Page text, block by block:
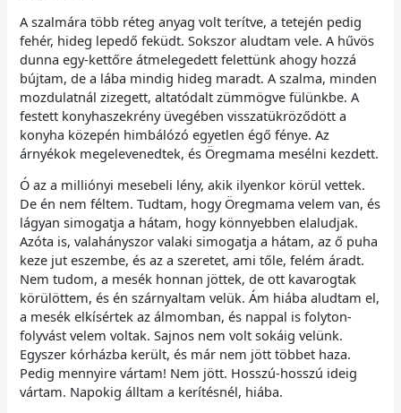
A szalmára több réteg anyag volt terítve, a tetején pedig
fehér, hideg lepedő feküdt. Sokszor aludtam vele. A hűvös
dunna egy-kettőre átmelegedett felettünk ahogy hozzá
bújtam, de a lába mindig hideg maradt. A szalma, minden
mozdulatnál zizegett, altatódalt zümmögve fülünkbe. A
festett konyhaszekrény üvegében visszatükröződött a
konyha közepén himbálózó egyetlen égő fénye. Az
árnyékok megelevenedtek, és Öregmama mesélni kezdett.
Ó az a milliónyi mesebeli lény, akik ilyenkor körül vettek.
De én nem féltem. Tudtam, hogy Öregmama velem van, és
lágyan simogatja a hátam, hogy könnyebben elaludjak.
Azóta is, valahányszor valaki simogatja a hátam, az ő puha
keze jut eszembe, és az a szeretet, ami tőle, felém áradt.
Nem tudom, a mesék honnan jöttek, de ott kavarogtak
körülöttem, és én szárnyaltam velük. Ám hiába aludtam el,
a mesék elkísértek az álmomban, és nappal is folyton-
folyvást velem voltak. Sajnos nem volt sokáig velünk.
Egyszer kórházba került, és már nem jött többet haza.
Pedig mennyire vártam! Nem jött. Hosszú-hosszú ideig
vártam. Napokig álltam a kerítésnél, hiába.